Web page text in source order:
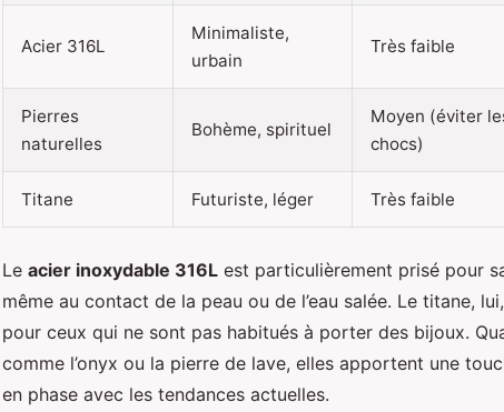
Acier 316L
Minimaliste,
urbain
Très faible
Pierres
naturelles
Bohème, spirituel
Moyen (éviter
chocs)
Titane Futuriste, léger Très faible
Le acier inoxydable 316L est particulièrement prisé pour
même au contact de la peau ou de l’eau salée. Le titane,
pour ceux qui ne sont pas habitués à porter des bijoux.
comme l’onyx ou la pierre de lave, elles apportent une
en phase avec les tendances actuelles.